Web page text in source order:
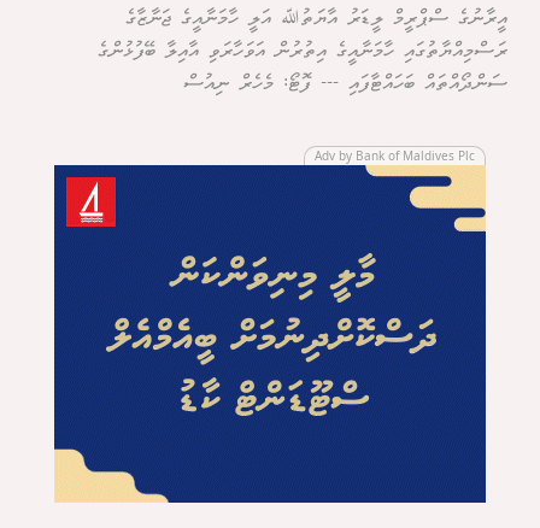
އީރާނުގެ ސްޕްރީމް ލީޑަރު އާޔަތުﷲ އަލީ ހާމަނާއީގެ ޖަނާޒާގެ
ރަސްމިއްޔާތުގައި ހާމަނާއީގެ އިތުރުން އަވަހާރަވި އާއިލާ ބޭފުޅުންގެ
ސަންދޯއްތައް ބަހައްޓާފައި --- ފޮޓޯ: މެހެރް ނިއުސް
Adv by Bank of Maldives Plc